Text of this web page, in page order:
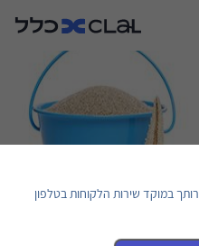
במוקד שירות הלקוחות בטלפון